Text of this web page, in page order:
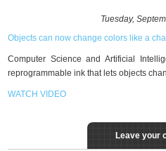
Tuesday,
Objects can now change colors like a
Computer Science and Artificial
reprogrammable ink that lets objects
WATCH VIDEO
Leave your